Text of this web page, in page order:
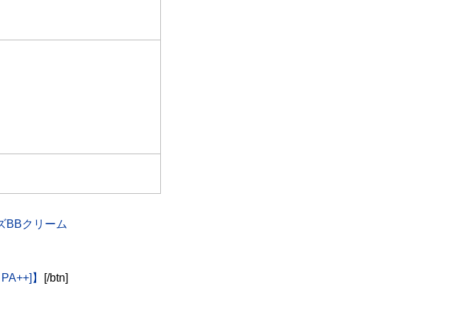
BBクリーム
】 [/btn]